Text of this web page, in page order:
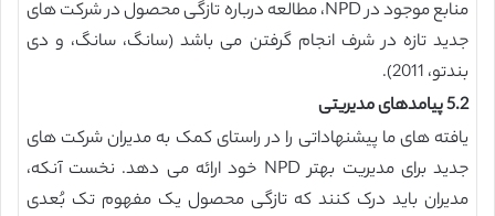
منابع موجود در NPD، مطالعه درباره تازگی محصول در شرکت های
جدید تازه در شرف انجام گرفتن می باشد (سانگ، سانگ، و دی
بندتو، 2011).
5.2 پیامدهای مدیریتی
یافته های ما پیشنهاداتی را در راستای کمک به مدیران شرکت های
جدید برای مدیریت بهتر NPD خود ارائه می دهد. نخست آنکه،
مدیران باید درک کنند که تازگی محصول یک مفهوم تک بُعدی